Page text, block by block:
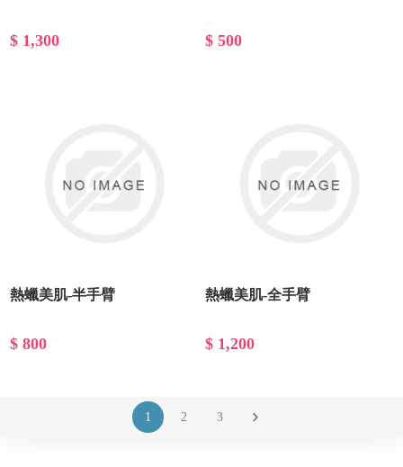
$ 1,300 $ 500
熱蠟美肌-半手臂
$ 800
熱蠟美肌-全手臂
$ 1,200
1 2 3